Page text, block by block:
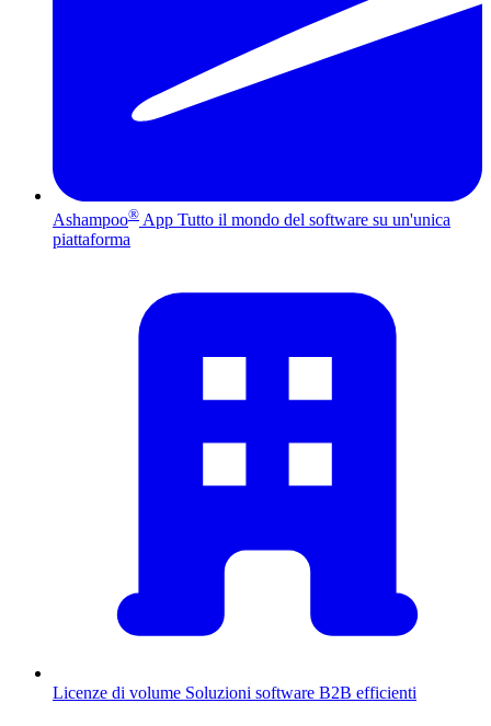
Ashampoo® App Tutto il mondo del software su un'unica
piattaforma
Licenze di volume Soluzioni software B2B efficienti